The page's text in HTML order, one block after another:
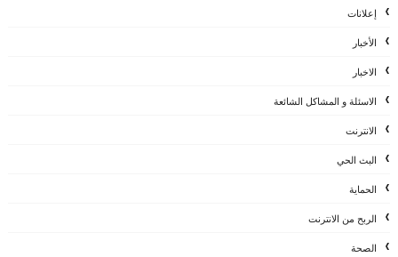
إعلانات
الأخبار
الاخبار
الاسئلة و المشاكل الشائعة
الانترنت
البث الحي
الحماية
الربح من الانترنت
الصحة